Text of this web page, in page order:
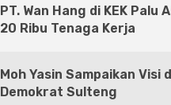
PT. Wan Hang di KEK Palu
20 Ribu Tenaga Kerja
Moh Yasin Sampaikan Visi
Demokrat Sulteng